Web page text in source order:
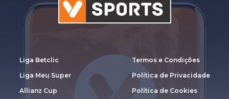
Liga Betclic
Liga Meu Super
Allianz Cup
Termos e Condições
Política de Privacidade
Política de Cookies